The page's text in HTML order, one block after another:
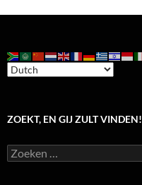
ZOEKT, EN GIJ ZULT
Zoeken
naar: